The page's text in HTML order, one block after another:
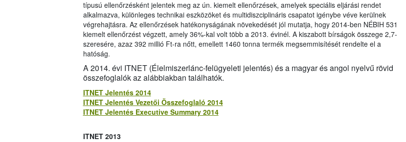
típusú ellenőrzésként jelentek meg az ún. kiemelt ellenőrzések, amelyek speciális eljárási rendet
alkalmazva, különleges technikai eszközöket és multidiszciplináris csapatot igénybe véve kerülnek
végrehajtásra. Az ellenőrzések hatékonyságának növekedését jól mutatja, hogy 2014-ben NÉBIH 531
kiemelt ellenőrzést végzett, amely 36%-kal volt több a 2013. évinél. A kiszabott bírságok összege 2,7-
szeresére, azaz 392 millió Ft-ra nőtt, emellett 1460 tonna termék megsemmisítését rendelte el a
hatóság.
A 2014. évi ITNET (Élelmiszerlánc-felügyeleti jelentés) és a magyar és angol nyelvű rövid
összefoglalók az alábbiakban találhatók.
ITNET Jelentés 2014
ITNET Jelentés Vezetői Összefoglaló 2014
ITNET Jelentés Executive Summary 2014
ITNET 2013